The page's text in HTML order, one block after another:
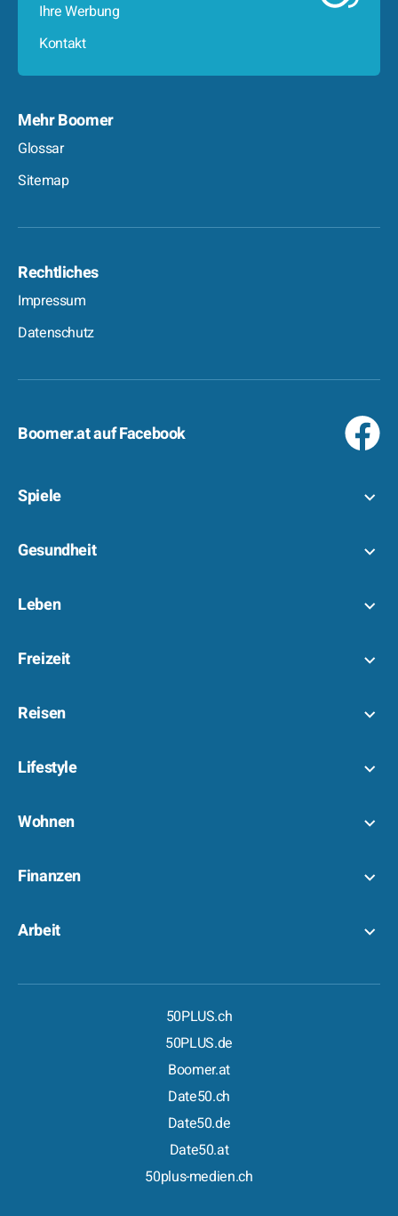
Ihre Werbung
Kontakt
Mehr Boomer
Glossar
Sitemap
Rechtliches
Impressum
Datenschutz
Boomer.at auf Facebook
Spiele
Gesundheit
Leben
Freizeit
Reisen
Lifestyle
Wohnen
Finanzen
Arbeit
50PLUS.ch
50PLUS.de
Boomer.at
Date50.ch
Date50.de
Date50.at
50plus-medien.ch